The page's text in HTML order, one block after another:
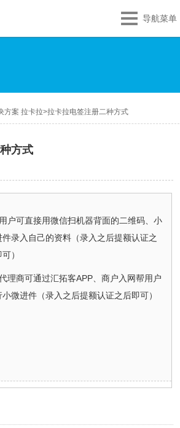
导航菜单
方案 拉卡拉>拉卡拉电签注册二种方式
方式
户可直接用微信扫机器背面的二维码、小
件录入自己的资料（录入之后提额认证之
）
理商可通过汇拓客APP、商户入网帮用户
小微进件（录入之后提额认证之后即可）